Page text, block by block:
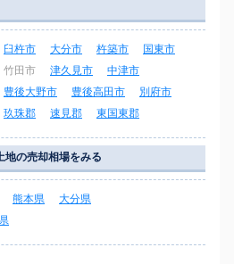
臼杵市 大分市 杵築市
国東市
竹田市 津久見市
中津市
豊後大野市 豊後高田市
別府市
玖珠郡 速見郡 東国東郡
地の売却相場をみる
熊本県
大分県